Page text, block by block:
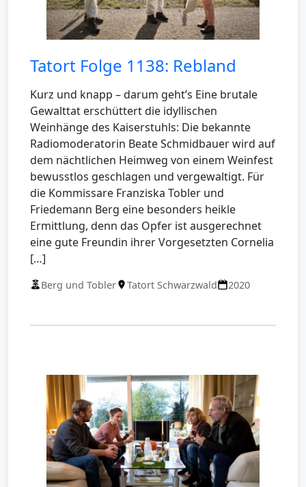
Tatort Folge 1138: Rebland
Kurz und knapp – darum geht’s Eine brutale
Gewalttat erschüttert die idyllischen
Weinhänge des Kaiserstuhls: Die bekannte
Radiomoderatorin Beate Schmidbauer wird auf
dem nächtlichen Heimweg von einem Weinfest
bewusstlos geschlagen und vergewaltigt. Für
die Kommissare Franziska Tobler und
Friedemann Berg eine besonders heikle
Ermittlung, denn das Opfer ist ausgerechnet
eine gute Freundin ihrer Vorgesetzten Cornelia
[…]
Berg und Tobler Tatort Schwarzwald 2020